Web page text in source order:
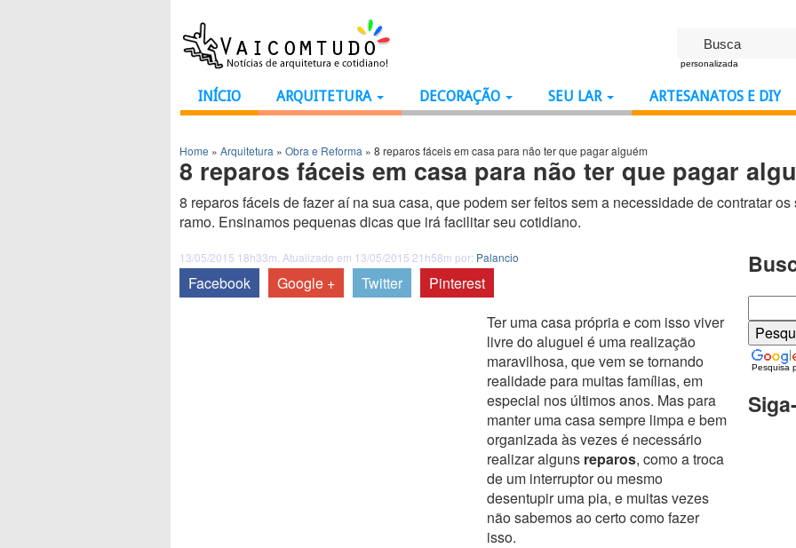
personalizada
INÍCIO ARQUITETURA DECORAÇÃO SEU LAR ARTESANATOS E DIY
Home » Arquitetura » Obra e Reforma » 8 reparos fáceis em casa para não ter que pagar alguém
8 reparos fáceis em casa para não ter que pagar
8 reparos fáceis de fazer aí na sua casa, que podem ser feitos sem a necessidade de contratar
ramo. Ensinamos pequenas dicas que irá facilitar seu cotidiano.
13/05/2015 18h33m. Atualizado em 13/05/2015 21h58m por: Palancio
Facebook Google + Twitter
Pinterest
Ter uma casa própria e com isso viver
livre do aluguel é uma realização
maravilhosa, que vem se tornando
realidade para muitas famílias, em
especial nos últimos anos. Mas para
manter uma casa sempre limpa e bem
organizada às vezes é necessário
realizar alguns reparos, como a troca
de um interruptor ou mesmo
desentupir uma pia, e muitas vezes
não sabemos ao certo como fazer
isso.
Pesquisa